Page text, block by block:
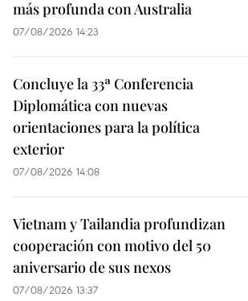
más profunda con Australia
07/08/2026 14:23
Concluye la 33ª Conferencia
Diplomática con nuevas
orientaciones para la política
exterior
07/08/2026 14:08
Vietnam y Tailandia profundizan
cooperación con motivo del 50
aniversario de sus nexos
07/08/2026 13:37